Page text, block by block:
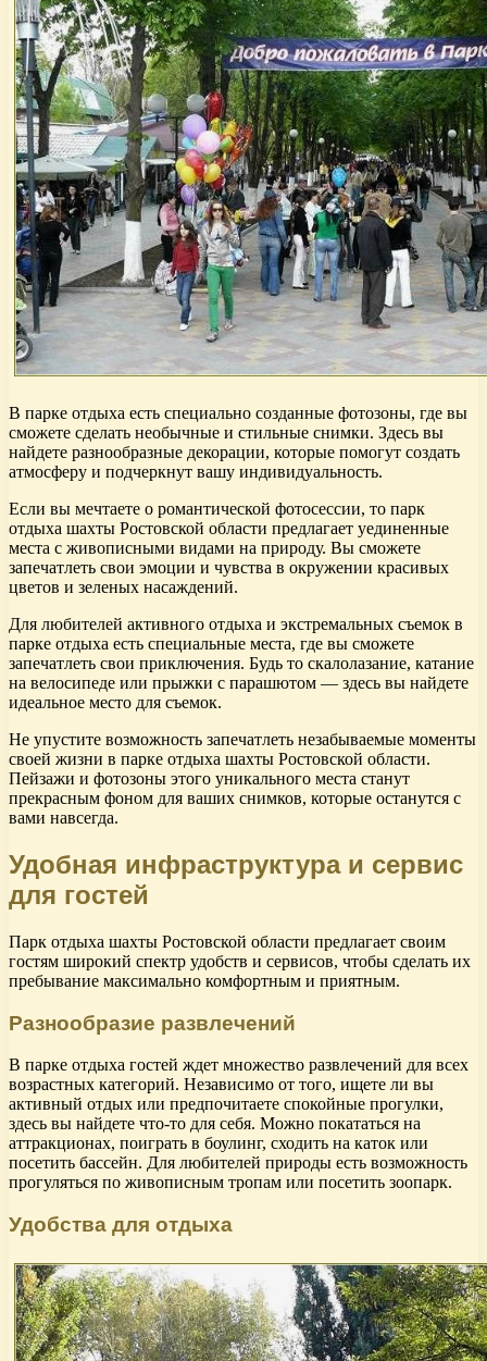
В парке отдыха есть специально созданные фотозоны, где вы
сможете сделать необычные и стильные снимки. Здесь вы
найдете разнообразные декорации, которые помогут создать
атмосферу и подчеркнут вашу индивидуальность.
Если вы мечтаете о романтической фотосессии, то парк
отдыха шахты Ростовской области предлагает уединенные
места с живописными видами на природу. Вы сможете
запечатлеть свои эмоции и чувства в окружении красивых
цветов и зеленых насаждений.
Для любителей активного отдыха и экстремальных съемок в
парке отдыха есть специальные места, где вы сможете
запечатлеть свои приключения. Будь то скалолазание, катание
на велосипеде или прыжки с парашютом — здесь вы найдете
идеальное место для съемок.
Не упустите возможность запечатлеть незабываемые моменты
своей жизни в парке отдыха шахты Ростовской области.
Пейзажи и фотозоны этого уникального места станут
прекрасным фоном для ваших снимков, которые останутся с
вами навсегда.
Удобная инфраструктура и сервис
для гостей
Парк отдыха шахты Ростовской области предлагает своим
гостям широкий спектр удобств и сервисов, чтобы сделать их
пребывание максимально комфортным и приятным.
Разнообразие развлечений
В парке отдыха гостей ждет множество развлечений для всех
возрастных категорий. Независимо от того, ищете ли вы
активный отдых или предпочитаете спокойные прогулки,
здесь вы найдете что-то для себя. Можно покататься на
аттракционах, поиграть в боулинг, сходить на каток или
посетить бассейн. Для любителей природы есть возможность
прогуляться по живописным тропам или посетить зоопарк.
Удобства для отдыха